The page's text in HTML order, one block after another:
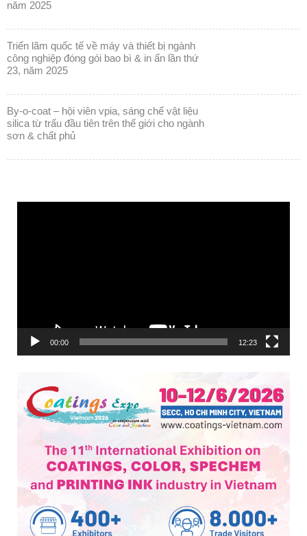
năm 2025
triển lãm quốc tế về máy và thiết bị ngành
công nghiệp đóng gói bao bì & in ấn lần thứ
23, năm 2025
by-o-coat – hội viên vpia, sáng chế vật liệu
silica từ trấu đầu tiên trên thế giới cho ngành
sơn & chất phủ
00:00 12:23